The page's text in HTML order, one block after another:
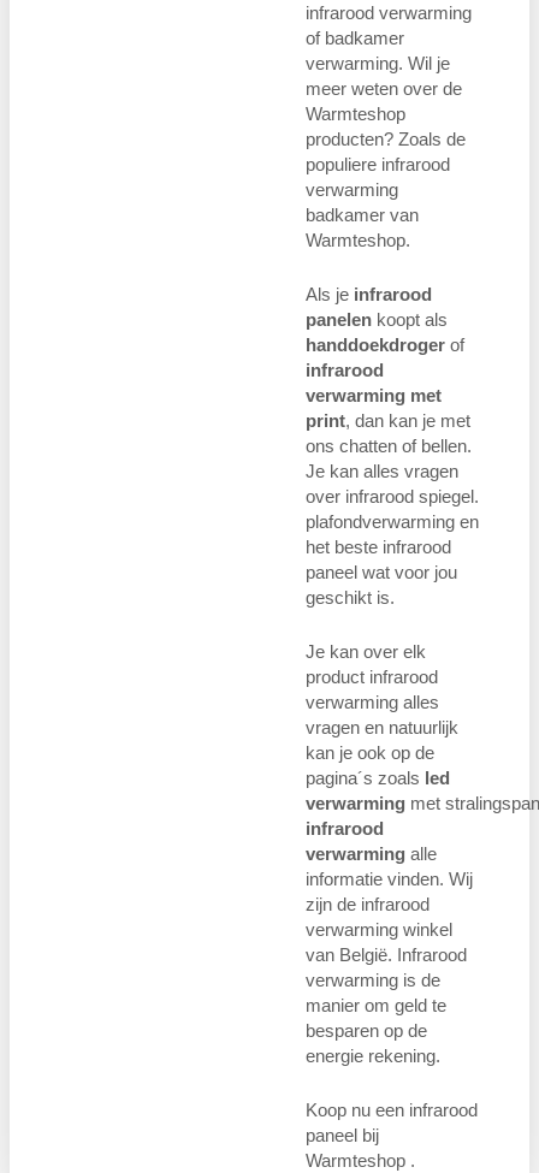
infrarood verwarming
of badkamer
verwarming. Wil je
meer weten over de
Warmteshop
producten? Zoals de
populiere infrarood
verwarming
badkamer van
Warmteshop.
Als je infrarood
panelen koopt als
handdoekdroger of
infrarood
verwarming met
print, dan kan je met
ons chatten of bellen.
Je kan alles vragen
over infrarood spiegel.
plafondverwarming en
het beste infrarood
paneel wat voor jou
geschikt is.
Je kan over elk
product infrarood
verwarming alles
vragen en natuurlijk
kan je ook op de
pagina´s zoals led
verwarming met
infrarood
verwarming alle
informatie vinden. Wij
zijn de infrarood
verwarming winkel
van België. Infrarood
verwarming is de
manier om geld te
besparen op de
energie rekening.
Koop nu een infrarood
paneel bij
Warmteshop .